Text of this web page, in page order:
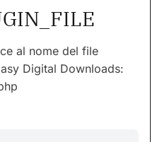
al nome del file
Digital Downloads: